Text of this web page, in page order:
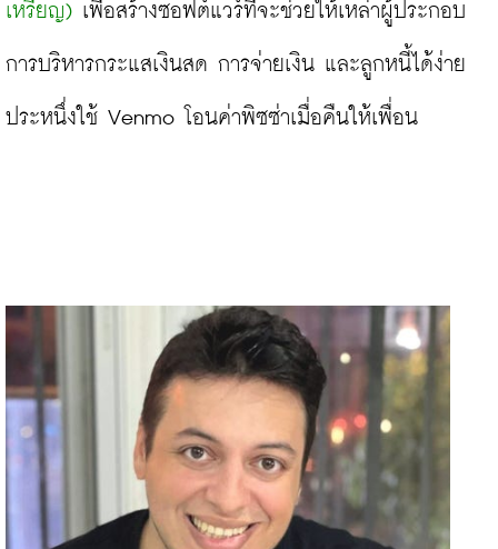
เหรียญ) เพื่อสร้างซอฟต์แวร์ที่จะช่วยให้เหล่าผู้ประกอบ
การบริหารกระแสเงินสด การจ่ายเงิน และลูกหนี้ได้ง่าย
ประหนึ่งใช้ Venmo โอนค่าพิซซ่าเมื่อคืนให้เพื่อน